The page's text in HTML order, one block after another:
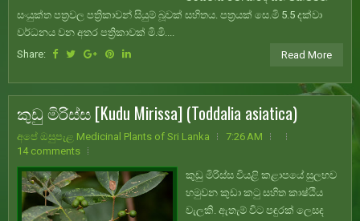
සංයුක්ත පත්‍රවල පත්‍රිකාවන් සියුම් බූවක් සහිතය. පත්‍රයක් සෙ.මි 5.5 දක්වා
වර්ධනය වන අතර පත්‍රිකාවක් මි.මි....
Share:
Read More
කුඩු මිරිස්ස [Kudu Mirissa] (Toddalia asiatica)
අපේ ඔසුපැළ Medicinal Plants of Sri Lanka
7:26 AM
14 comments
කුඩු මිරිස්ස වියළි කළාපයේ සුලභව
හමුවන කුඩා කටු සහිත කාෂ්ඨීය
වැලකි. ඇතැම් විට පඳුරක් ලෙසද